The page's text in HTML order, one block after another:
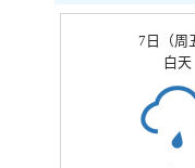
7日（周
白天